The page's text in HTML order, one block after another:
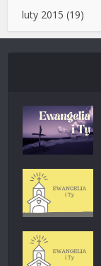
luty 2015 (19)